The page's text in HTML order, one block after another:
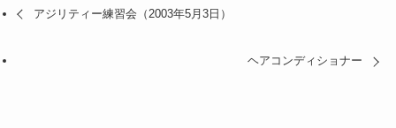
アジリティー練習会（2003年5月3日）
ヘアコンディショナー